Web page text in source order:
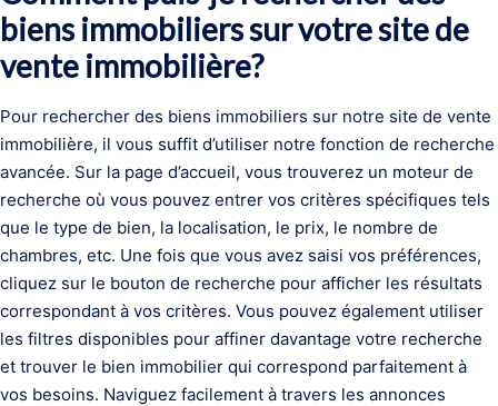
biens immobiliers sur votre site de
vente immobilière?
Pour rechercher des biens immobiliers sur notre site de vente
immobilière, il vous suffit d’utiliser notre fonction de recherche
avancée. Sur la page d’accueil, vous trouverez un moteur de
recherche où vous pouvez entrer vos critères spécifiques tels
que le type de bien, la localisation, le prix, le nombre de
chambres, etc. Une fois que vous avez saisi vos préférences,
cliquez sur le bouton de recherche pour afficher les résultats
correspondant à vos critères. Vous pouvez également utiliser
les filtres disponibles pour affiner davantage votre recherche
et trouver le bien immobilier qui correspond parfaitement à
vos besoins. Naviguez facilement à travers les annonces